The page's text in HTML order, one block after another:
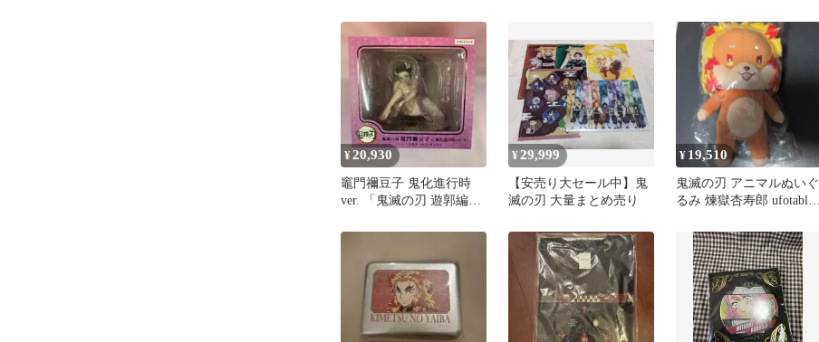
¥20,930
竈門禰豆子 鬼化進行時
ver. 「鬼滅の刃 遊郭編」
¥29,999
【安売り大セール中】鬼
滅の刃 大量まとめ売り
¥ 19,510
鬼滅の刃 アニマルぬいぐ
るみ 煉獄杏寿郎 ufotable